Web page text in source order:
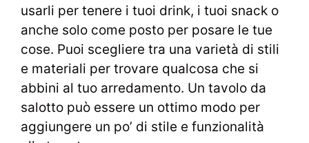
usarli per tenere i tuoi drink, i tuoi snack o
anche solo come posto per posare le tue
cose. Puoi scegliere tra una varietà di stili
e materiali per trovare qualcosa che si
abbini al tuo arredamento. Un tavolo da
salotto può essere un ottimo modo per
aggiungere un po’ di stile e funzionalità